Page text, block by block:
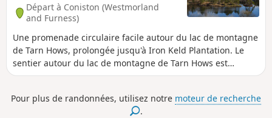
Départ à Coniston (Westmorland
and Furness)
Une promenade circulaire facile autour du lac de montagne
de Tarn Hows, prolongée jusqu'à Iron Keld Plantation. Le
sentier autour du lac de montagne de Tarn Hows est
accessible aux fauteuils roulants et aux poussettes. Il peut
promenade est accessible aux chiens.
Pour plus de randonnées, utilisez notre moteur de recherche
.